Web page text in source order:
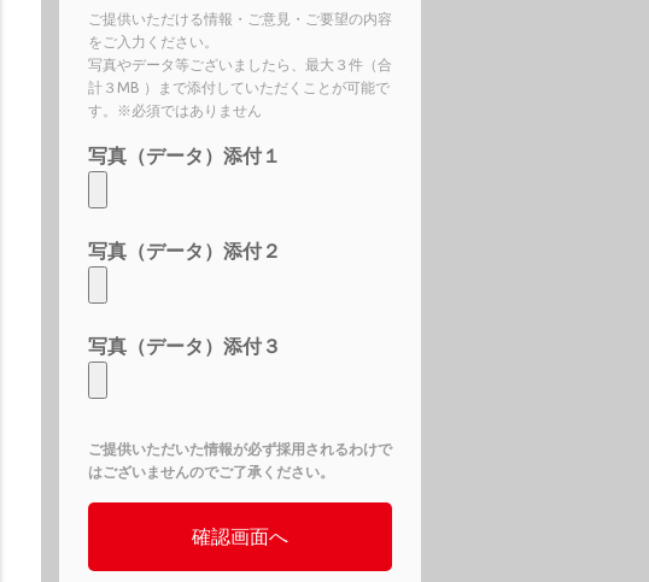
ご提供いただける情報・ご意見・ご要望の内容
をご入力ください。
写真やデータ等ございましたら、最大３件（合
計３MB ）まで添付していただくことが可能で
す。※必須ではありません
写真（データ）添付１
写真（データ）添付２
写真（データ）添付３
ご提供いただいた情報が必ず採用されるわけで
はございませんのでご了承ください。